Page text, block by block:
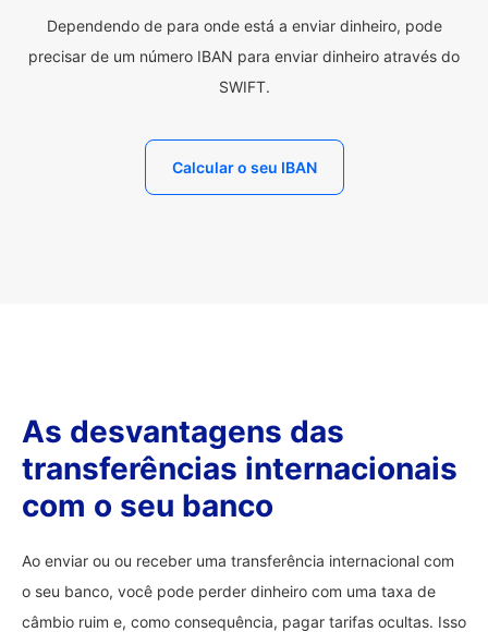
Dependendo de para onde está a enviar dinheiro, pode
precisar de um número IBAN para enviar dinheiro através do
SWIFT.
Calcular o seu IBAN
As desvantagens das
transferências internacionais
com o seu banco
Ao enviar ou ou receber uma transferência internacional com
o seu banco, você pode perder dinheiro com uma taxa de
câmbio ruim e, como consequência, pagar tarifas ocultas. Isso